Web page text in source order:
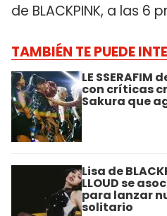
de BLACKPINK, a las 6
TAMBIÉN TE PUEDE
LE
con críticas
Sakura que
Lisa de
LLOUD se
para lanzar
solitario